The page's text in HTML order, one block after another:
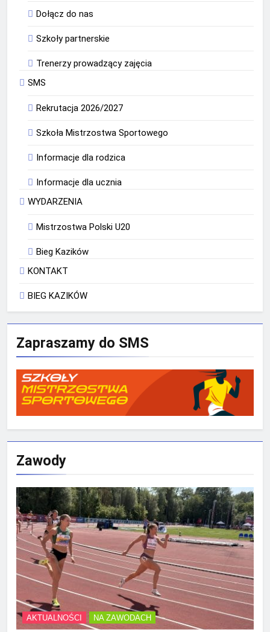
Dołącz do nas
Szkoły partnerskie
Trenerzy prowadzący zajęcia
SMS
Rekrutacja 2026/2027
Szkoła Mistrzostwa Sportowego
Informacje dla rodzica
Informacje dla ucznia
WYDARZENIA
Mistrzostwa Polski U20
Bieg Kazików
KONTAKT
BIEG KAZIKÓW
Zapraszamy do SMS
Zawody
AKTUALNOŚCI NA ZAWODACH